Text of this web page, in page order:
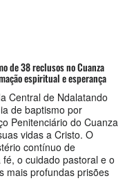
de 38 reclusos no Cuanza
espiritual e esperança
Central de Ndalatando
de baptismo por
Penitenciário do Cuanza
vidas a Cristo. O
contínuo de
o cuidado pastoral e o
mais profundas prisões